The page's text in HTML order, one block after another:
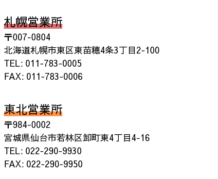
札幌営業所
〒007-0804
北海道札幌市東区東苗穂4条3丁目2-100
TEL: 011-783-0005
FAX: 011-783-0006
東北営業所
〒984-0002
宮城県仙台市若林区卸町東4丁目4-16
TEL: 022-290-9930
FAX: 022-290-9950